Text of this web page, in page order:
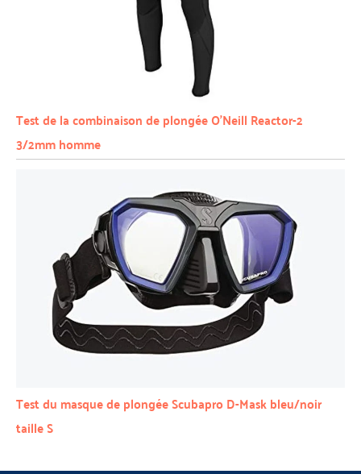
Test de la combinaison de plongée O’Neill Reactor-2
3/2mm homme
Test du masque de plongée Scubapro D-Mask bleu/noir
taille S